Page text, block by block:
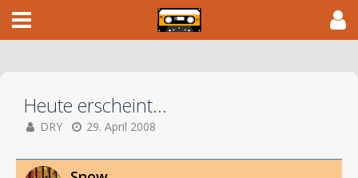
Heute erscheint...
DRY 29. April 2008